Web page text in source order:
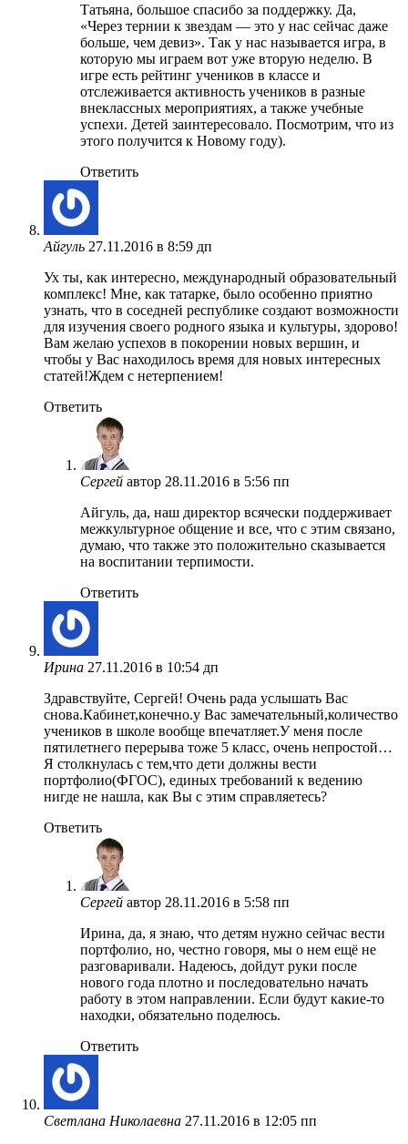
Татьяна, большое спасибо за поддержку. Да,
«Через тернии к звездам — это у нас сейчас даже
больше, чем девиз». Так у нас называется игра, в
которую мы играем вот уже вторую неделю. В
игре есть рейтинг учеников в классе и
отслеживается активность учеников в разные
внеклассных мероприятиях, а также учебные
успехи. Детей заинтересовало. Посмотрим, что из
этого получится к Новому году).
Ответить
Айгуль 27.11.2016 в 8:59 дп
Ух ты, как интересно, международный образовательный
комплекс! Мне, как татарке, было особенно приятно
узнать, что в соседней республике создают возможности
для изучения своего родного языка и культуры, здорово!
Вам желаю успехов в покорении новых вершин, и
чтобы у Вас находилось время для новых интересных
статей!Ждем с нетерпением!
Ответить
Сергей автор 28.11.2016 в 5:56 пп
Айгуль, да, наш директор всячески поддерживает
межкультурное общение и все, что с этим связано,
думаю, что также это положительно сказывается
на воспитании терпимости.
Ответить
Ирина 27.11.2016 в 10:54 дп
Здравствуйте, Сергей! Очень рада услышать Вас
снова.Кабинет,конечно.у Вас замечательный,количество
учеников в школе вообще впечатляет.У меня после
пятилетнего перерыва тоже 5 класс, очень непростой…
Я столкнулась с тем,что дети должны вести
портфолио(ФГОС), единых требований к ведению
нигде не нашла, как Вы с этим справляетесь?
Ответить
Сергей автор 28.11.2016 в 5:58 пп
Ирина, да, я знаю, что детям нужно сейчас вести
портфолио, но, честно говоря, мы о нем ещё не
разговаривали. Надеюсь, дойдут руки после
нового года плотно и последовательно начать
работу в этом направлении. Если будут какие-то
находки, обязательно поделюсь.
Ответить
Светлана Николаевна 27.11.2016 в 12:05 пп